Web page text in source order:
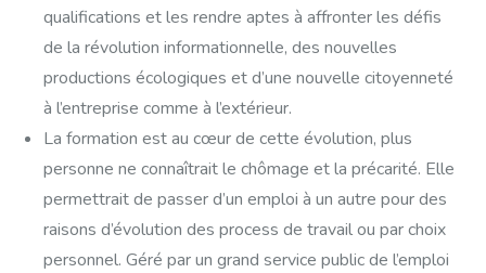
qualifications et les rendre aptes à affronter les défis
de la révolution informationnelle, des nouvelles
productions écologiques et d’une nouvelle citoyenneté
à l’entreprise comme à l’extérieur.
La formation est au cœur de cette évolution, plus
personne ne connaîtrait le chômage et la précarité. Elle
permettrait de passer d’un emploi à un autre pour des
raisons d’évolution des process de travail ou par choix
personnel. Géré par un grand service public de l’emploi